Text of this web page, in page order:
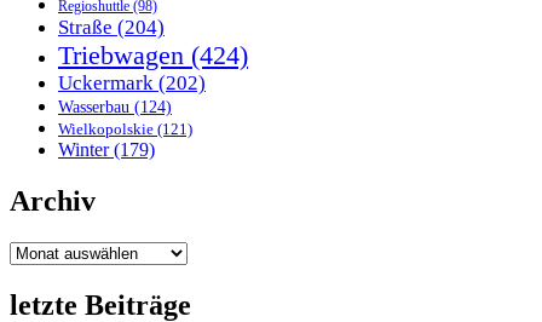
Regioshuttle (98)
Straße (204)
Triebwagen (424)
Uckermark (202)
Wasserbau (124)
Wielkopolskie (121)
Winter(179)
Archiv
Archiv
letzte Beiträge